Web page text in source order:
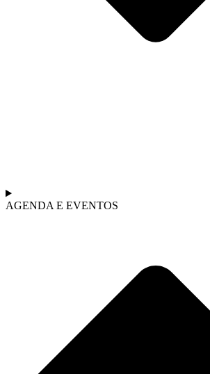
AGENDA E EVENTOS